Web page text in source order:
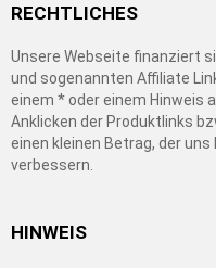
RECHTLICHES
Unsere Webseite finanziert
und sogenannten Affiliate
einem * oder einem Hinweis
Anklicken der Produktlinks
einen kleinen Betrag, der
verbessern.
HINWEIS